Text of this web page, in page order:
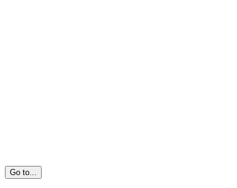
Go to...